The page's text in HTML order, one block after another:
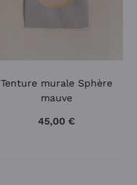
Tenture murale Sphère
mauve
45,00 €